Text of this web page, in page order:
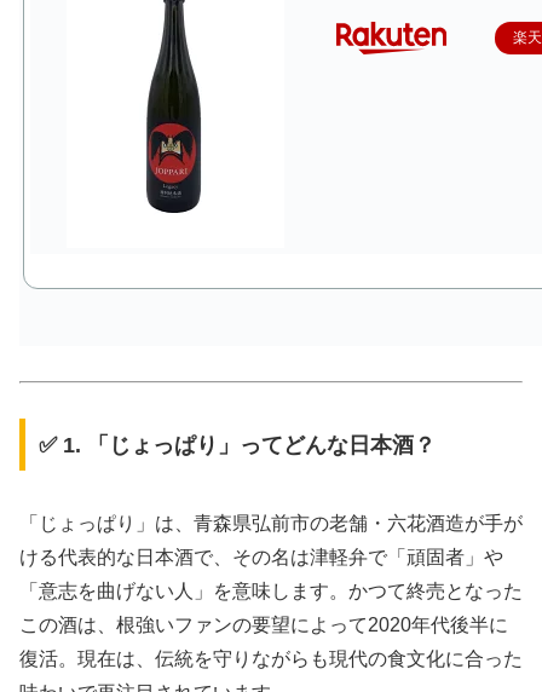
楽
✅ 1. 「じょっぱり」ってどんな日本酒？
「じょっぱり」は、青森県弘前市の老舗・六花酒造が手が
ける代表的な日本酒で、その名は津軽弁で「頑固者」や
「意志を曲げない人」を意味します。かつて終売となった
この酒は、根強いファンの要望によって2020年代後半に
復活。現在は、伝統を守りながらも現代の食文化に合った